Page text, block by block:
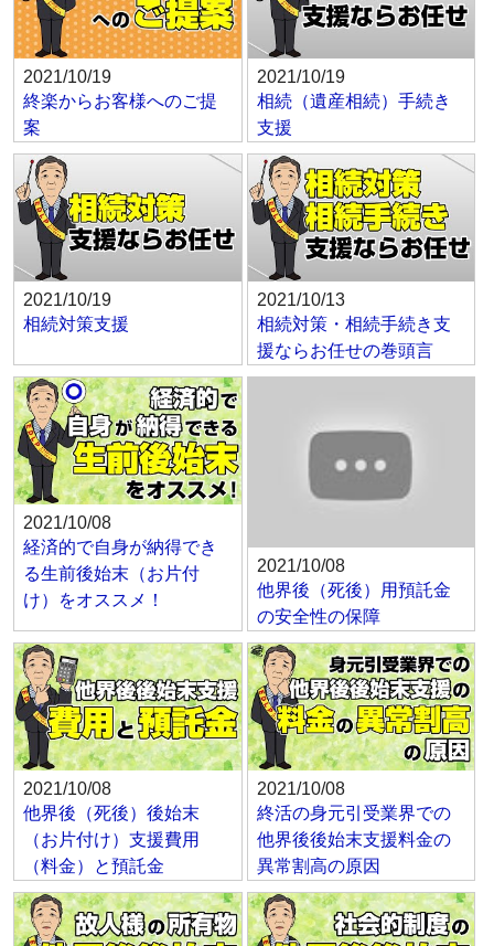
2021/10/19
終楽からお客様へのご提
案
2021/10/19
相続（遺産相続）手続き
支援
2021/10/19
相続対策支援
2021/10/13
相続対策・相続手続き支
援ならお任せの巻頭言
2021/10/08
経済的で自身が納得でき
る生前後始末（お片付
け）をオススメ！
2021/10/08
他界後（死後）用預託金
の安全性の保障
2021/10/08
他界後（死後）後始末
（お片付け）支援費用
（料金）と預託金
2021/10/08
終活の身元引受業界での
他界後後始末支援料金の
異常割高の原因